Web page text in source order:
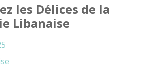
les Délices de la
Libanaise